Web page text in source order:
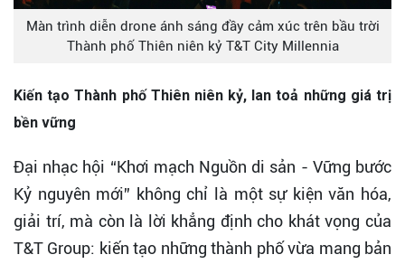
Màn trình diễn drone ánh sáng đầy cảm xúc trên bầu trời
Thành phố Thiên niên kỷ T&T City Millennia
Kiến tạo Thành phố Thiên niên kỷ, lan toả những giá trị
bền vững
Đại nhạc hội “Khơi mạch Nguồn di sản - Vững bước
Kỷ nguyên mới” không chỉ là một sự kiện văn hóa,
giải trí, mà còn là lời khẳng định cho khát vọng của
T&T Group: kiến tạo những thành phố vừa mang bản